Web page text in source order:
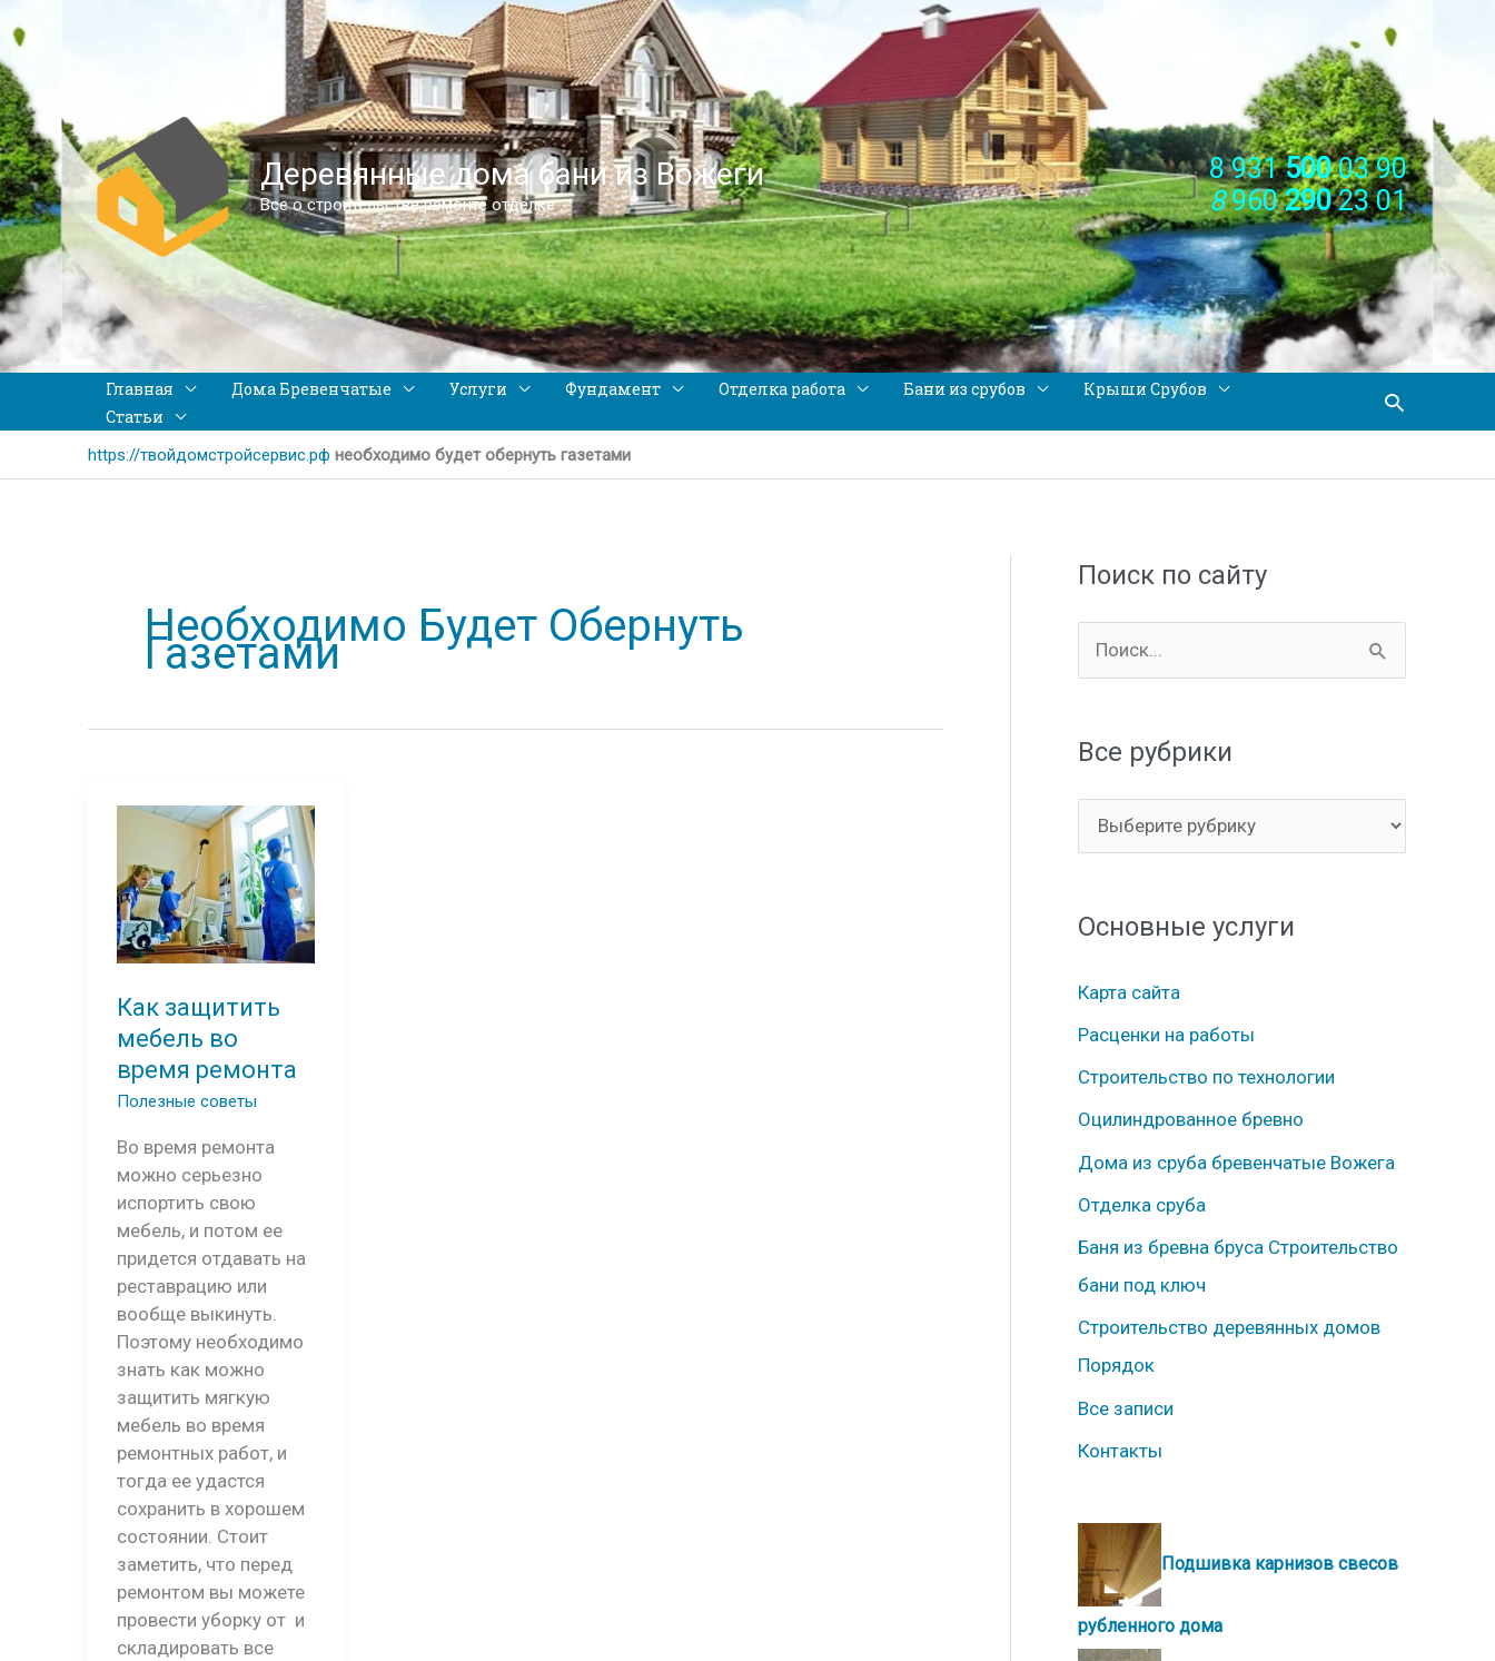
Деревянные дома бани из Вожеги
Все о строительстве ремонте отделке
8 93150003 90
896029023 01
Главная Дома Бревенчатые Услуги Фундамент Отделка работа Бани из срубов
Крыши Срубов
Статьи
Поиск
https://твойдомстройсервис.рф необходимо будет обернуть газетами
Необходимо Будет Обернуть
Газетами
Как защитить
мебель во
время ремонта
Полезные советы
Во время ремонта
можно серьезно
испортить свою
мебель, и потом ее
придется отдавать на
реставрацию или
вообще выкинуть.
Поэтому необходимо
знать как можно
защитить мягкую
мебель во время
ремонтных работ, и
тогда ее удастся
сохранить в хорошем
состоянии. Стоит
заметить, что перед
ремонтом вы можете
провести уборку от и
складировать все
Поиск по сайту
о
с
Все рубрики
с
р
б
р
и
к
и
Основные услуги
Карта сайта
Расценки на работы
Строительство по технологии
Оцилиндрованное бревно
Дома из сруба бревенчатые Вожега
Отделка сруба
Баня из бревна бруса Строительство
бани под ключ
Строительство деревянных домов
Порядок
Все записи
Контакты
Подшивка карнизов свесов
рубленного дома